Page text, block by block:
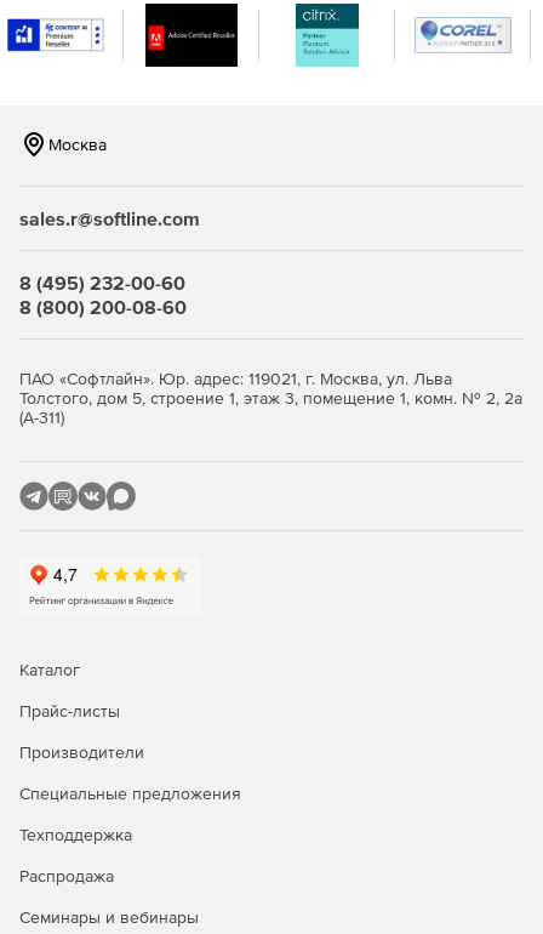
Москва
sales.r@softline.com
8 (495) 232-00-60
8 (800) 200-08-60
ПАО «Софтлайн». Юр. адрес: 119021, г. Москва, ул. Льва
Толстого, дом 5, строение 1, этаж 3, помещение 1, комн. № 2, 2а
(А-311)
Каталог
Прайс-листы
Производители
Специальные предложения
Техподдержка
Распродажа
Семинары и вебинары